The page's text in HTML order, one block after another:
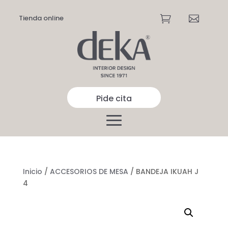
Tienda online  
Pide cita
Inicio / ACCESORIOS DE MESA / BANDEJA IKUAH J
4